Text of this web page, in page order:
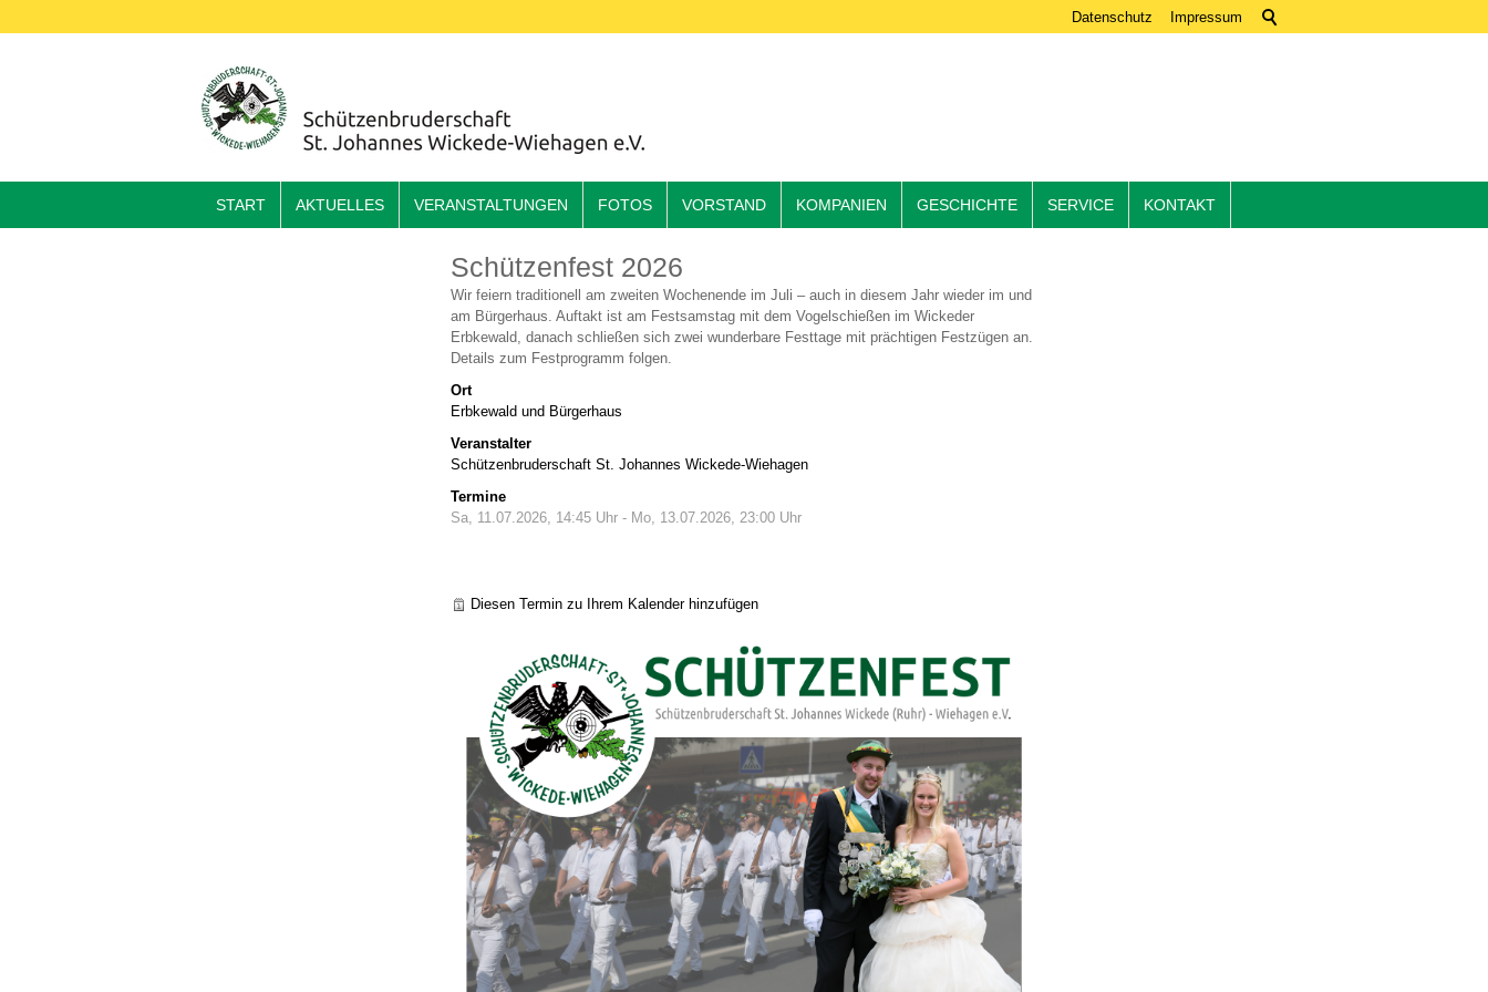
Datenschutz Impressum
START AKTUELLES VERANSTALTUNGEN FOTOS VORSTAND KOMPANIEN GESCHICHTE SERVICE KONTAKT
Schützenfest 2026
Wir feiern traditionell am zweiten Wochenende im Juli – auch in diesem Jahr wieder im und
am Bürgerhaus. Auftakt ist am Festsamstag mit dem Vogelschießen im Wickeder
Erbkewald, danach schließen sich zwei wunderbare Festtage mit prächtigen Festzügen an.
Details zum Festprogramm folgen.
Ort
Erbkewald und Bürgerhaus
Veranstalter
Schützenbruderschaft St. Johannes Wickede-Wiehagen
Termine
Sa, 11.07.2026, 14:45 Uhr - Mo, 13.07.2026, 23:00 Uhr
Diesen Termin zu Ihrem Kalender hinzufügen